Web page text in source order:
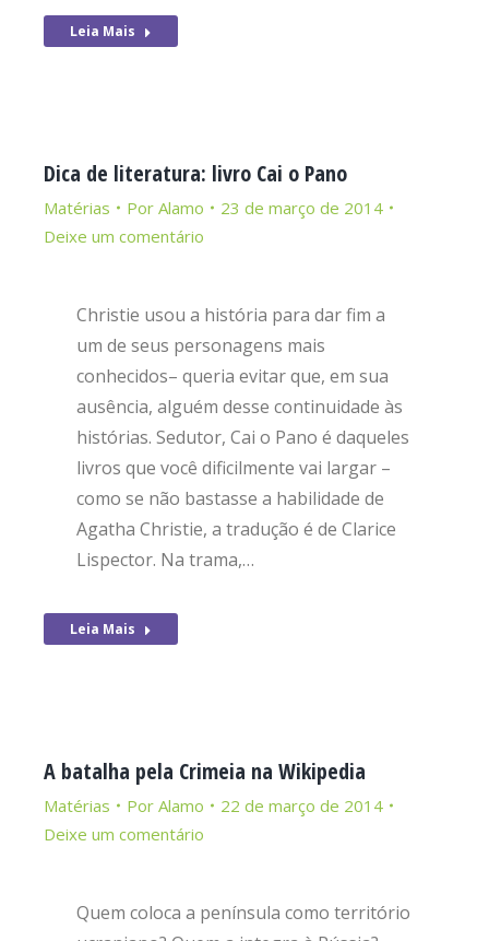
Leia Mais
Dica de literatura: livro Cai o Pano
Matérias Por Alamo
23 de março de 2014
Deixe um comentário
Christie usou a história para dar fim a
um de seus personagens mais
conhecidos– queria evitar que, em sua
ausência, alguém desse continuidade às
histórias. Sedutor, Cai o Pano é daqueles
livros que você dificilmente vai largar –
como se não bastasse a habilidade de
Agatha Christie, a tradução é de Clarice
Lispector. Na trama,…
Leia Mais
A batalha pela Crimeia na Wikipedia
Matérias Por Alamo
22 de março de 2014
Deixe um comentário
Quem coloca a península como território